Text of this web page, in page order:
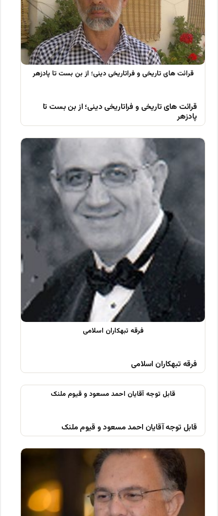
قرائت های تاریخی و فراتاریخی دینی؛ از بن بست تا
پادزهر
فرقه تبهکاران اسلامی
قابل توجه آقایان احمد مسعود و قیوم ملنک